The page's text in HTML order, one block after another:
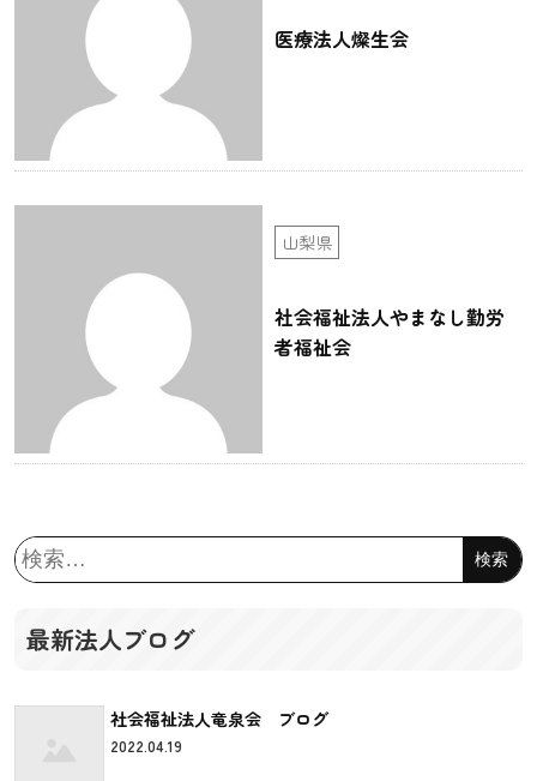
医療法人燦生会
山梨県
社会福祉法人やまなし勤労
者福祉会
検
索:
最新法人ブログ
社会福祉法人竜泉会 ブログ
2022.04.19